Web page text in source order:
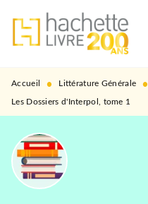
MENU RECHERCHE
PIED DE PAGE
Accueil • Littérature Générale •
Les Dossiers d'Interpol, tome 1